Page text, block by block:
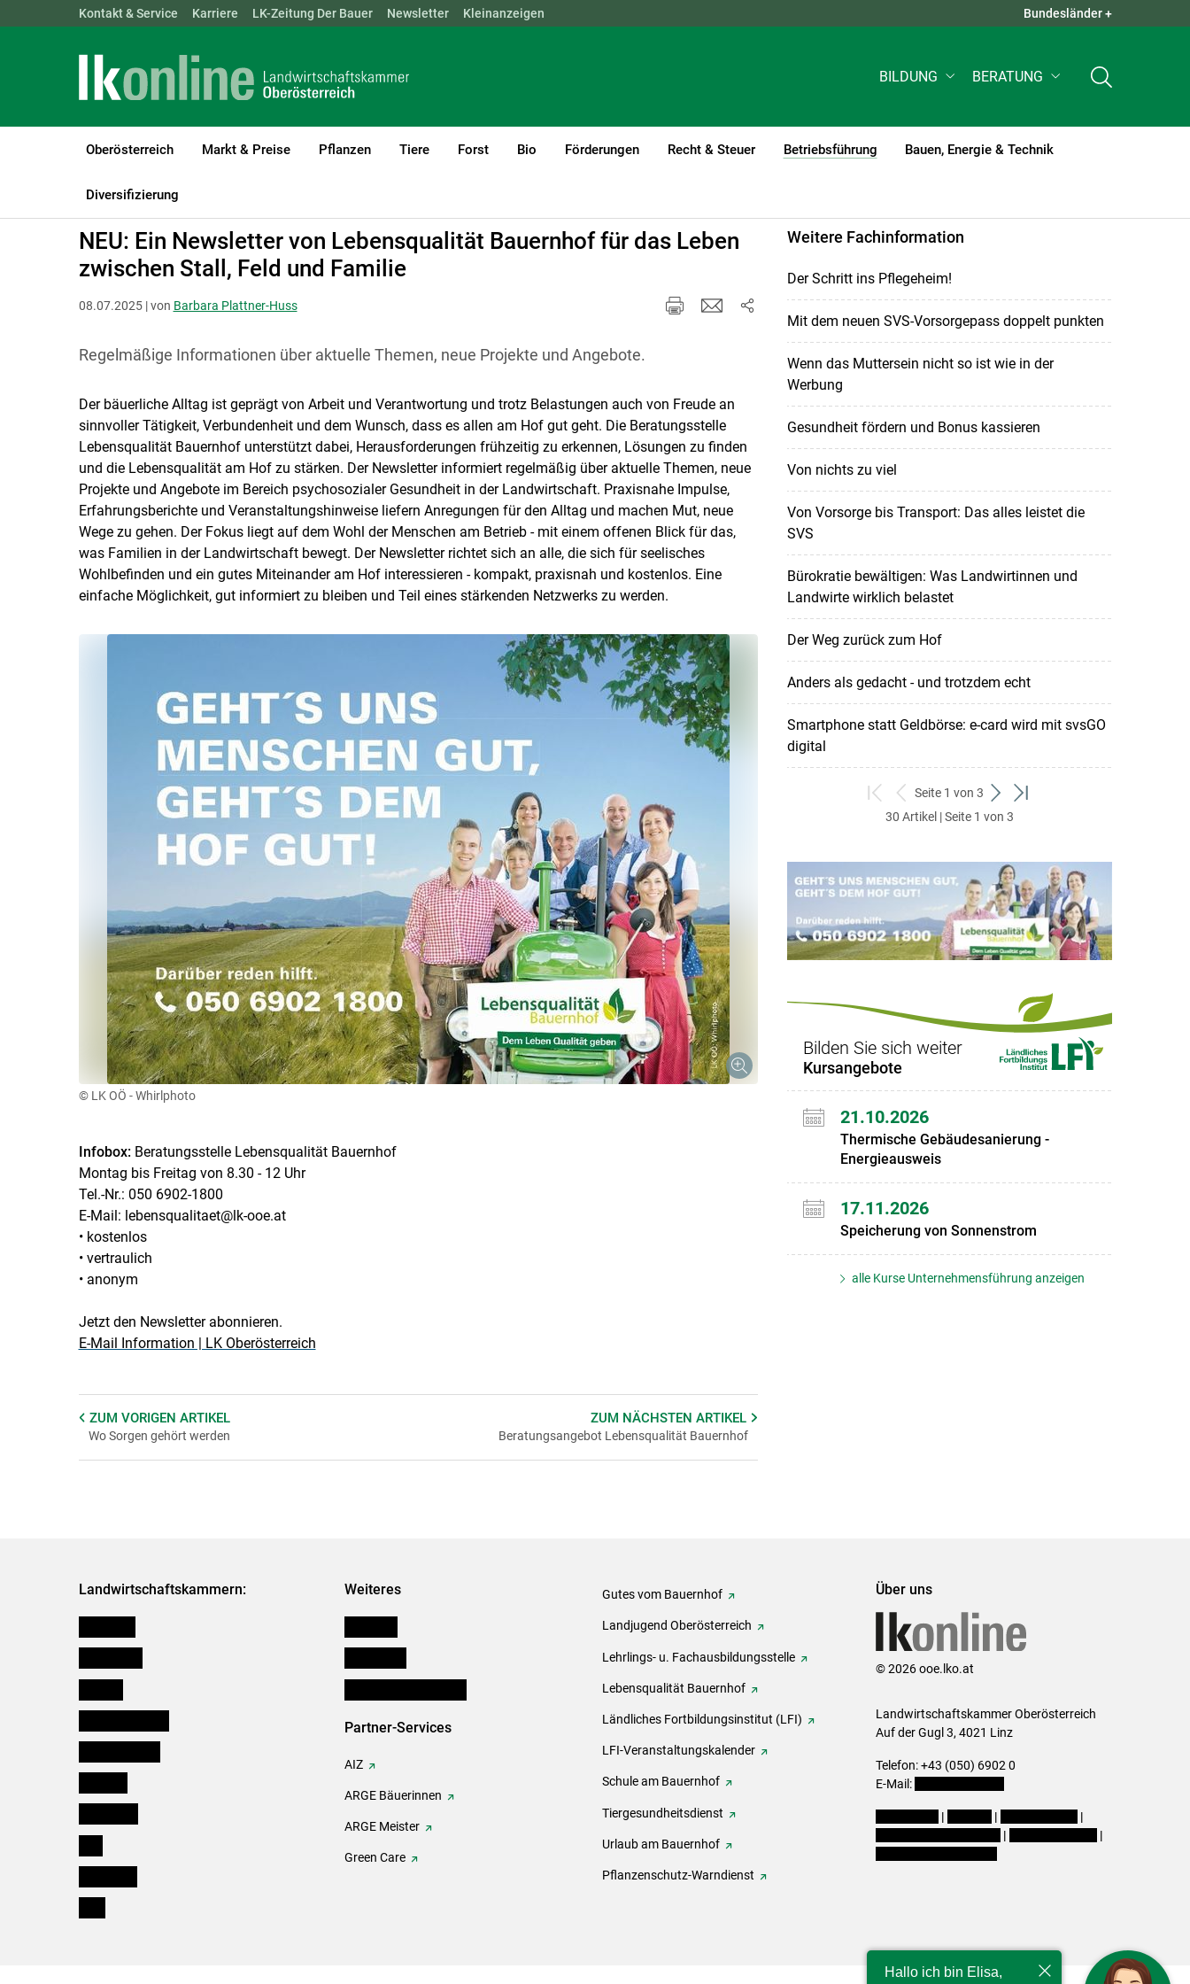
Skip to main content
Landwirtschaftskammern: ÖSTERREICH BGLD KTN NÖ OÖ SBG STMK QUICK LINKS +
Kontakt & Service Karriere LK-Zeitung Der Bauer Newsletter Kleinanzeigen Bundesländer +
BILDUNG BERATUNG
Oberösterreich Markt & Preise Pflanzen Tiere Forst Bio Förderungen Recht & Steuer Betriebsführung
(current)1
Bauen, Energie & Technik
Diversifizierung
LK Oberösterreich Betriebsführung
NEU: Ein Newsletter von Lebensqualität Bauernhof für das Leben
zwischen Stall, Feld und Familie
08.07.2025 | von Barbara Plattner-Huss
Regelmäßige Informationen über aktuelle Themen, neue Projekte und Angebote.
Der bäuerliche Alltag ist geprägt von Arbeit und Verantwortung und trotz Belastungen auch von Freude an
sinnvoller Tätigkeit, Verbundenheit und dem Wunsch, dass es allen am Hof gut geht. Die Beratungsstelle
Lebensqualität Bauernhof unterstützt dabei, Herausforderungen frühzeitig zu erkennen, Lösungen zu finden
und die Lebensqualität am Hof zu stärken. Der Newsletter informiert regelmäßig über aktuelle Themen, neue
Projekte und Angebote im Bereich psychosozialer Gesundheit in der Landwirtschaft. Praxisnahe Impulse,
Erfahrungsberichte und Veranstaltungshinweise liefern Anregungen für den Alltag und machen Mut, neue
Wege zu gehen. Der Fokus liegt auf dem Wohl der Menschen am Betrieb - mit einem offenen Blick für das,
was Familien in der Landwirtschaft bewegt. Der Newsletter richtet sich an alle, die sich für seelisches
Wohlbefinden und ein gutes Miteinander am Hof interessieren - kompakt, praxisnah und kostenlos. Eine
einfache Möglichkeit, gut informiert zu bleiben und Teil eines stärkenden Netzwerks zu werden.
© LK OÖ - Whirlphoto
Infobox: Beratungsstelle Lebensqualität Bauernhof
Montag bis Freitag von 8.30 - 12 Uhr
Tel.-Nr.: 050 6902-1800
E-Mail: lebensqualitaet@lk-ooe.at
• kostenlos
• vertraulich
• anonym
Jetzt den Newsletter abonnieren.
E-Mail Information | LK Oberösterreich
ZUM VORIGEN ARTIKEL
Wo Sorgen gehört werden
ZUM NÄCHSTENARTIKEL
Beratungsangebot Lebensqualität Bauernhof
Weitere Fachinformation
Der Schritt ins Pflegeheim!
Mit dem neuen SVS-Vorsorgepass doppelt punkten
Wenn das Muttersein nicht so ist wie in der
Werbung
Gesundheit fördern und Bonus kassieren
Von nichts zu viel
Von Vorsorge bis Transport: Das alles leistet die
SVS
Bürokratie bewältigen: Was Landwirtinnen und
Landwirte wirklich belastet
Der Weg zurück zum Hof
Anders als gedacht - und trotzdem echt
Smartphone statt Geldbörse: e-card wird mit svsGO
digital
zum
ersten
zurück
zum
Seite 1 von 3
weiter
zum
Set
zum
30 Artikel | Seite 1 von 3
Bilden Sie sich weiter
Kursangebote
21.10.2026
Thermische Gebäudesanierung -
Energieausweis
17.11.2026
Speicherung von Sonnenstrom
alle Kurse Unternehmensführung anzeigen
Landwirtschaftskammern: Weiteres
Partner-Services
AIZ
ARGE Bäuerinnen
ARGE Meister
Green Care
Gutes vom Bauernhof
Landjugend Oberösterreich
Lehrlings- u. Fachausbildungsstelle
Lebensqualität Bauernhof
Ländliches Fortbildungsinstitut (LFI)
LFI-Veranstaltungskalender
Schule am Bauernhof
Tiergesundheitsdienst
Urlaub am Bauernhof
Pflanzenschutz-Warndienst
Über uns
© 2026 ooe.lko.at
Landwirtschaftskammer Oberösterreich
Auf der Gugl 3, 4021 Linz
Telefon: +43 (050) 6902 0
E-Mail:
| |
|
|
|
Hallo ich bin Elisa,